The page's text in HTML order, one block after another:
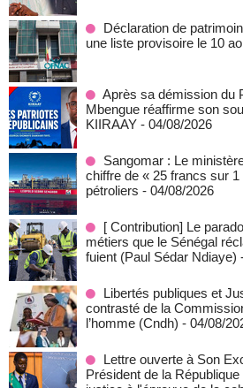
Déclaration de
une liste provisoire le 10
Après sa démission du
Mbengue réaffirme son
KIIRAAY - 04/08/2026
Sangomar : Le
chiffre de « 25 francs sur
pétroliers - 04/08/2026
[ Contribution] Le
métiers que le Sénégal
fuient (Paul Sédar Ndiaye)
Libertés publiques et
contrasté de la
l’homme (Cndh) - 04/08/
Lettre ouverte à Son
Président de la